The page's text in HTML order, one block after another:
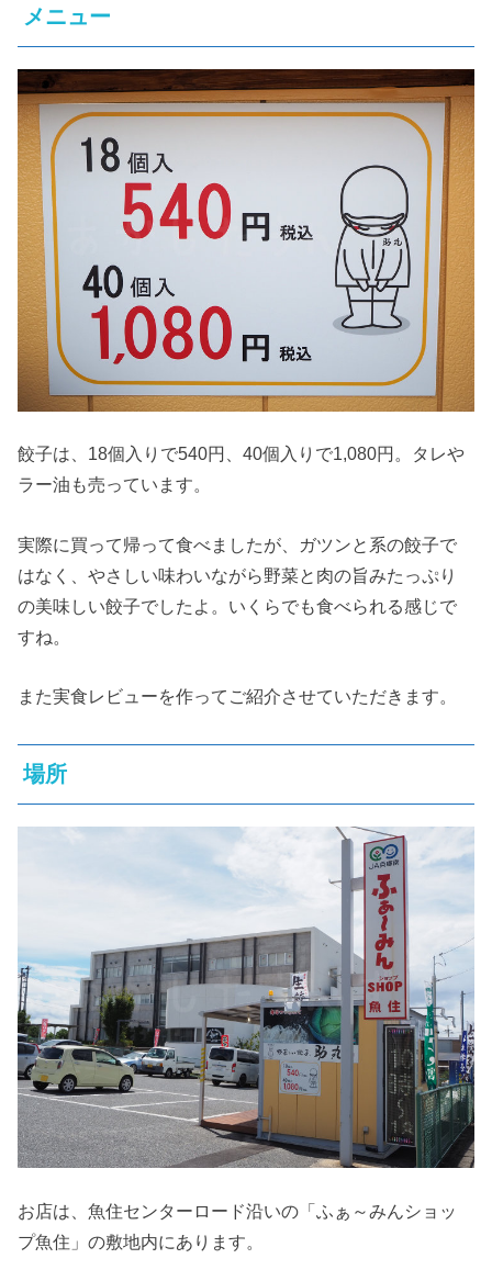
メニュー
餃子は、18個入りで540円、40個入りで1,080円。タレや
ラー油も売っています。
実際に買って帰って食べましたが、ガツンと系の餃子で
はなく、やさしい味わいながら野菜と肉の旨みたっぷり
の美味しい餃子でしたよ。いくらでも食べられる感じで
すね。
また実食レビューを作ってご紹介させていただきます。
場所
お店は、魚住センターロード沿いの「ふぁ～みんショッ
プ魚住」の敷地内にあります。